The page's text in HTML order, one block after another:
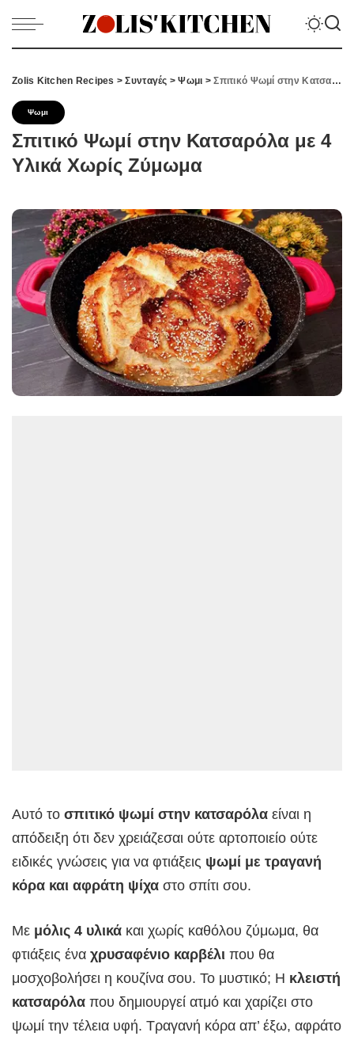
Zolis Kitchen Recipes >Συνταγές >Ψωμι >Σπιτικό Ψωμί στην Κατσαρόλα με 4 Υλικά Χωρίς Ζύμωμα
Ψωμι
Σπιτικό Ψωμί στην Κατσαρόλα με 4
Υλικά Χωρίς Ζύμωμα
Αυτό το σπιτικό ψωμί στην κατσαρόλα είναι η
απόδειξη ότι δεν χρειάζεσαι ούτε αρτοποιείο ούτε
ειδικές γνώσεις για να φτιάξεις ψωμί με τραγανή
κόρα και αφράτη ψίχα στο σπίτι σου.
Με μόλις 4 υλικά και χωρίς καθόλου ζύμωμα, θα
φτιάξεις ένα χρυσαφένιο καρβέλι που θα
μοσχοβολήσει η κουζίνα σου. Το μυστικό; Η κλειστή
κατσαρόλα που δημιουργεί ατμό και χαρίζει στο
ψωμί την τέλεια υφή. Τραγανή κόρα απ’ έξω, αφράτο